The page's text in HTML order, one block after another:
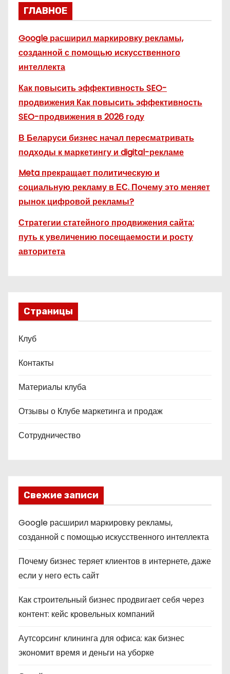
ГЛАВНОЕ
Google расширил маркировку рекламы,
созданной с помощью искусственного
интеллекта
Как повысить эффективность SEO-
продвижения Как повысить эффективность
SEO-продвижения в 2026 году
В Беларуси бизнес начал пересматривать
подходы к маркетингу и digital-рекламе
Meta прекращает политическую и
социальную рекламу в ЕС. Почему это меняет
рынок цифровой рекламы?
Стратегии статейного продвижения сайта:
путь к увеличению посещаемости и росту
авторитета
Страницы
Клуб
Контакты
Материалы клуба
Отзывы о Клубе маркетинга и продаж
Сотрудничество
Свежие записи
Google расширил маркировку рекламы,
созданной с помощью искусственного интеллекта
Почему бизнес теряет клиентов в интернете, даже
если у него есть сайт
Как строительный бизнес продвигает себя через
контент: кейс кровельных компаний
Аутсорсинг клининга для офиса: как бизнес
экономит время и деньги на уборке